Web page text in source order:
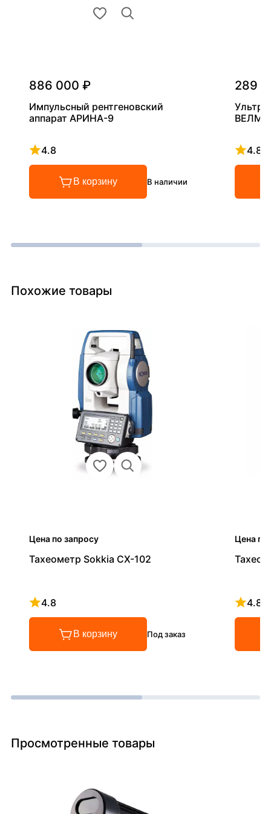
886 000 ₽
Импульсный рентгеновский
аппарат АРИНА-9
4.8
Рейтинг 4.8 из 5
В корзину В наличии
289
4.8
Похожие товары
Цена по запросу
Тахеометр Sokkia CX-102
4.8
Рейтинг 4.8 из 5
В корзину Под заказ
Цена по
4.8
Просмотренные товары